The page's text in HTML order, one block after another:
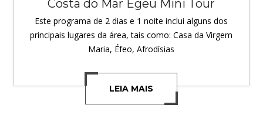
Costa do Mar Egeu Mini Tour
Este programa de 2 dias e 1 noite inclui alguns dos
principais lugares da área, tais como: Casa da Virgem
Maria, Éfeo, Afrodísias
LEIA MAIS